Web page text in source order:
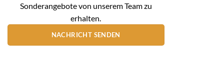
Sonderangebote von unserem Team zu
erhalten.
NACHRICHT SENDEN